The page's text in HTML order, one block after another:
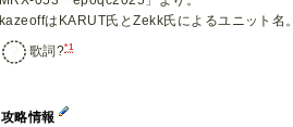
kazeoffはKARUT氏とZekk氏によるユニット名。
歌詞?*1
攻略情報